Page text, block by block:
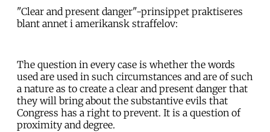
"Clear and present danger"-prinsippet praktiseres
blant annet i amerikansk straffelov:
The question in every case is whether the words
used are used in such circumstances and are of such
a nature as to create a clear and present danger that
they will bring about the substantive evils that
Congress has a right to prevent. It is a question of
proximity and degree.